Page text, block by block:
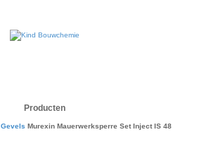
Producten
Gevels Murexin Mauerwerksperre Set Inject IS 48